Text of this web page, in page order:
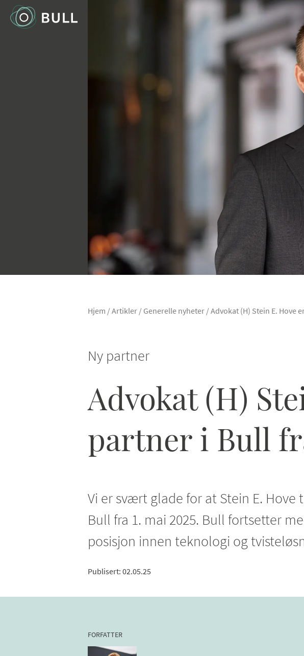
Hjem /Artikler / Generelle nyheter /Advokat (H) Stein E. Hove
Ny partner
Advokat (H)
partner i Bull
Vi er svært glade for at Stein E.
Bull fra 1. mai 2025. Bull fortsetter
posisjon innen teknologi og
Publisert: 02.05.25
FORFATTER